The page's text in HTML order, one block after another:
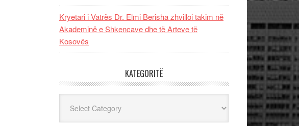
Kryetari i Vatrës Dr. Elmi Berisha zhvilloi takim në
Akademinë e Shkencave dhe të Arteve të
Kosovës
KATEGORITË